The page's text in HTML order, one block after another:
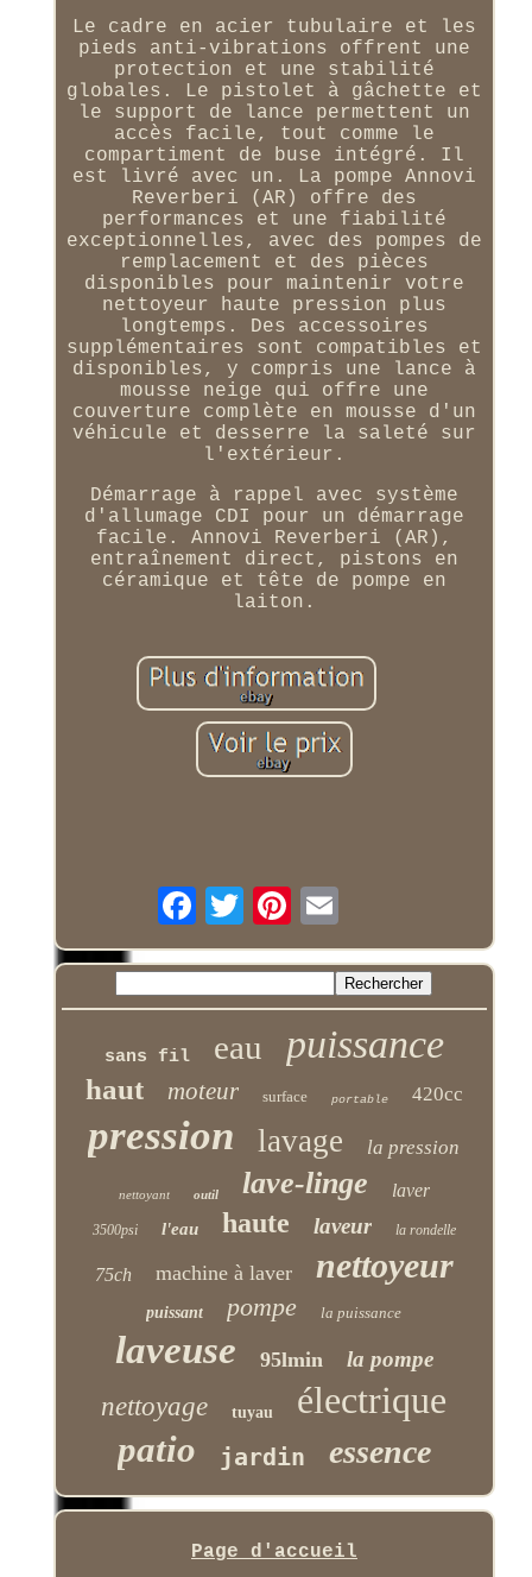
Le cadre en acier tubulaire et les
pieds anti-vibrations offrent une
protection et une stabilité
globales. Le pistolet à gâchette et
le support de lance permettent un
accès facile, tout comme le
compartiment de buse intégré. Il
est livré avec un. La pompe Annovi
Reverberi (AR) offre des
performances et une fiabilité
exceptionnelles, avec des pompes de
remplacement et des pièces
disponibles pour maintenir votre
nettoyeur haute pression plus
longtemps. Des accessoires
supplémentaires sont compatibles et
disponibles, y compris une lance à
mousse neige qui offre une
couverture complète en mousse d'un
véhicule et desserre la saleté sur
l'extérieur.
Démarrage à rappel avec système
d'allumage CDI pour un démarrage
facile. Annovi Reverberi (AR),
entraînement direct, pistons en
céramique et tête de pompe en
laiton.
sans fil eau puissance
haut moteur surface portable 420cc
pression lavage la pression
nettoyant outil lave-linge laver
3500psi l'eau haute laveur la rondelle
75ch machine à laver nettoyeur
puissant pompe la puissance
laveuse 95lmin la pompe
nettoyage tuyau électrique
patio jardin essence
Page d'accueil